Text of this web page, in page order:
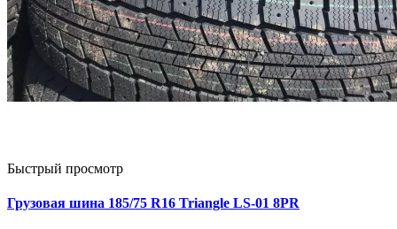
Быстрый просмотр
Грузовая шина 185/75 R16 Triangle LS-01 8PR